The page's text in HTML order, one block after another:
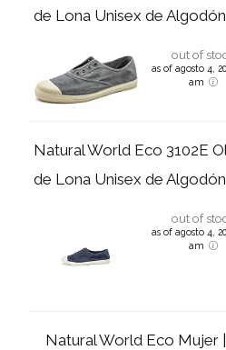
de Lona Unisex de
out of
as of agosto 4,
am
Natural World Eco 3102E
de Lona Unisex de
out of
as of agosto 4,
am
Natural World Eco Mujer